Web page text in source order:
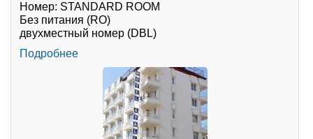
Номер: STANDARD ROOM
Без питания (RO)
двухместный номер (DBL)
Подробнее